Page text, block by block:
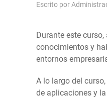
Escrito por
Durante este
conocimientos y
entornos
A lo largo del
de aplicaciones y